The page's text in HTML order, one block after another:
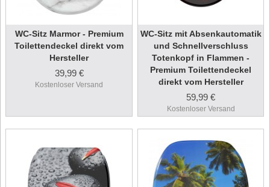
WC-Sitz Marmor - Premium
Toilettendeckel direkt vom
Hersteller
39,99 €
Kostenloser Versand
WC-Sitz mit Absenkautomatik
und Schnellverschluss
Totenkopf in Flammen -
Premium Toilettendeckel
direkt vom Hersteller
59,99 €
Kostenloser Versand